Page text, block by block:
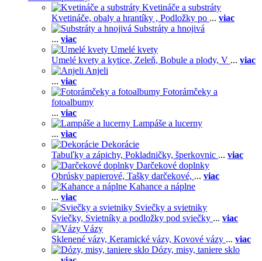
Kvetináče a substráty
Kvetináče, obaly a hrantíky , Podložky po ... viac
Substráty a hnojivá
... viac
Umelé kvety
Umelé kvety a kytice, Zeleň, Bobule a plody, V ... viac
Anjeli
... viac
Fotorámčeky a
fotoalbumy
... viac
Lampáše a lucerny
... viac
Dekorácie
Tabuľky a zápichy, Pokladničky, šperkovnic ... viac
Darčekové doplnky
Obrúsky papierové, Tašky darčekové, ... viac
Kahance a náplne
... viac
Sviečky a svietniky
Sviečky, Svietníky a podložky pod sviečky ... viac
Vázy
Sklenené vázy, Keramické vázy, Kovové vázy ... viac
Dózy, misy, taniere sklo